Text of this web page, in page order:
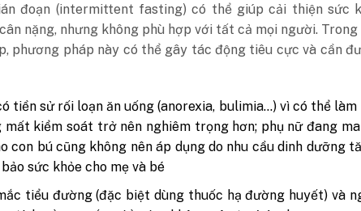
đoạn (intermittent fasting) có thể giúp cải thiện sức
nặng, nhưng không phù hợp với tất cả mọi người.
phương pháp này có thể gây tác động tiêu cực và cần
tiền sử rối loạn ăn uống (anorexia, bulimia…)vì có thể làm
mất kiểm soát trở nên nghiêm trọng hơn; phụ nữ đang
con bú cũng không nên áp dụng do nhu cầu dinh dưỡng
sức khỏe cho mẹ và bé
tiểu đường(đặc biệt dùng thuốc hạ đường huyết) và